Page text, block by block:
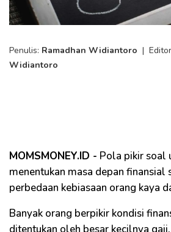
Penulis: Ramadhan Widiantoro |
Widiantoro
MOMSMONEY.ID - Pola pikir soal
menentukan masa depan finansial
perbedaan kebiasaan orang kaya
Banyak orang berpikir kondisi